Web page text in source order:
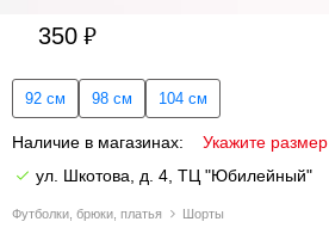
Футболки, брюки, платья Шорты
350
92 см 98 см 104 см
Наличие в магазинах:
Укажите размер
ул. Шкотова, д. 4, ТЦ "Юбилейный"